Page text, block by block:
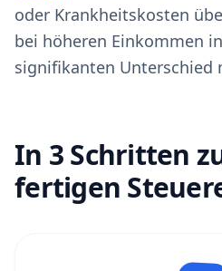
oder Krankheitskosten
bei höheren Einkommen
signifikanten Unterschied
In 3 Schritten
fertigen